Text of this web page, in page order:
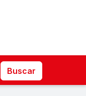
Buscar